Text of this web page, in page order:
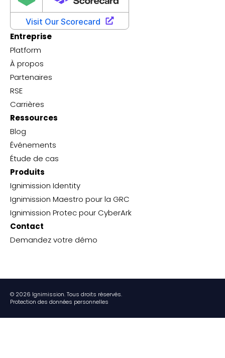
Entreprise
Platform
À propos
Partenaires
RSE
Carrières
Ressources
Blog
Événements
Étude de cas
Produits
Ignimission Identity
Ignimission Maestro pour la GRC
Ignimission Protec pour CyberArk
Contact
Demandez votre démo
© 2026 Ignimission. Tous droits réservés.
Protection des données personnelles